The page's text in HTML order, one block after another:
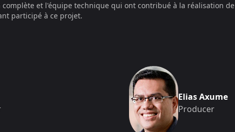
et l'équipe technique qui ont contribué à la réalisation de
participé à ce projet.
Elias Axume
Producer